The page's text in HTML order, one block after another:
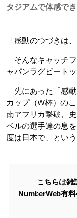
タジアムで体感で
「感動のつづきは
そんなキャッチフ
ャパンラグビート
先にあった「感動
カップ（W杯）の
南アフリカ撃破。
ベルの選手達の息
度は日本で、という
こちらは雑
NumberWeb有